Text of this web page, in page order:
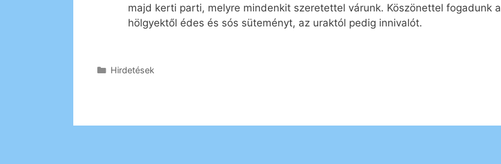
majd kerti parti, melyre mindenkit szeretettel várunk. Köszönettel fogadunk a
hölgyektől édes és sós süteményt, az uraktól pedig innivalót.
Kategória
Hirdetések